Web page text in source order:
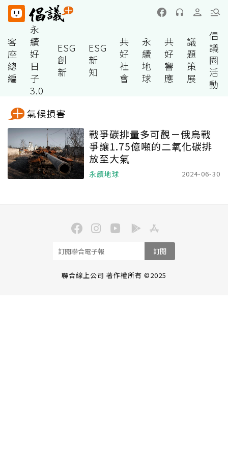
客
座
總
編
永
續
好
日
子
3.0
ESG
創
新
ESG
新
知
共
好
社
會
永
續
地
球
共
好
響
應
議
題
策
展
倡
議
圈
活
動
氣候損害
戰爭碳排量多可觀－俄烏戰
爭讓1.75億噸的二氧化碳排
放至大氣
永續地球 2024-06-30
訂閱
聯合線上公司 著作權所有 ©2025